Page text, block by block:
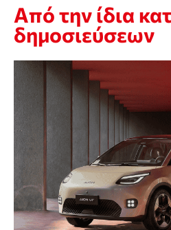
Από την ίδια
δημοσιεύσεων